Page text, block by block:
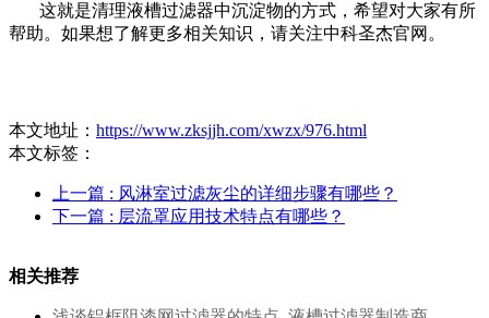
这就是清理液槽过滤器中沉淀物的方式，希望对大家有所
帮助。如果想了解更多相关知识，请关注中科圣杰官网。
本文地址： https://www.zksjjh.com/xwzx/976.html
本文标签：
上一篇 : 风淋室过滤灰尘的详细步骤有哪些？
下一篇 : 层流罩应用技术特点有哪些？
相关推荐